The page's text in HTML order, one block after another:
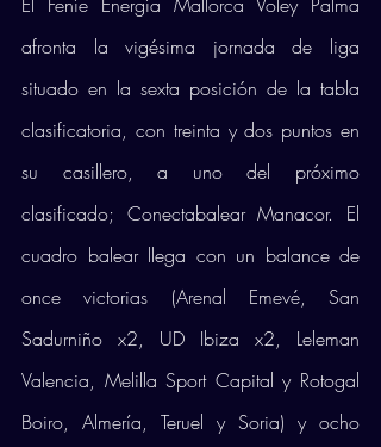
afronta la vigésima jornada de liga
situado en la sexta posición de la tabla
clasificatoria, con treinta y dos puntos en
su casillero, a uno del próximo
clasificado; Conectabalear Manacor. El
cuadro balear llega con un balance de
once victorias (Arenal Emevé, San
Sadurniño x2, UD Ibiza x2, Leleman
Valencia, Melilla Sport Capital y Rotogal
Boiro, Almería, Teruel y Soria) y ocho